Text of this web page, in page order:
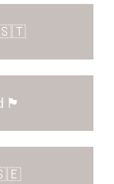
🇸🇹
🏴󠁧󠁢󠁳󠁣󠁴󠁿
🇸🇪